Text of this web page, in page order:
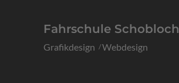
Fahrschule Schobloch
Grafikdesign Webdesign